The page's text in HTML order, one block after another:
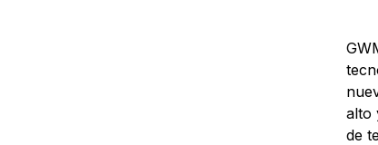
alto
de